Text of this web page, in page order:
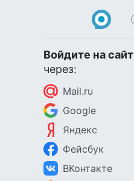
Войдите на сайт
через:
Mail.ru
Google
Яндекс
Фейсбук
ВКонтакте